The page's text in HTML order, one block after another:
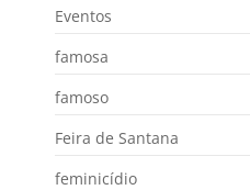
Eventos
famosa
famoso
Feira de Santana
feminicídio